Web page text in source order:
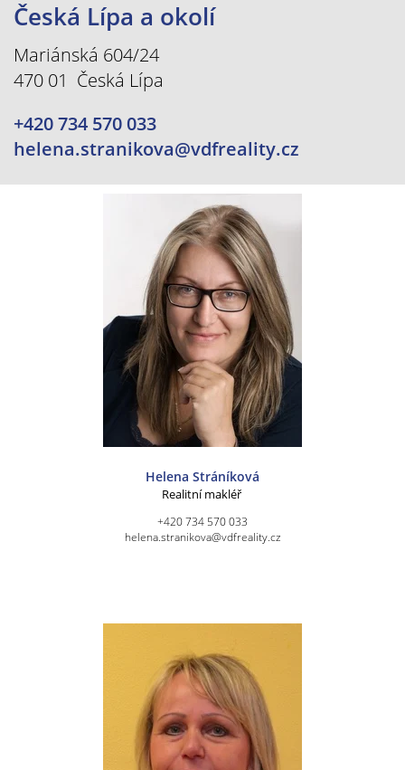
Česká Lípa a okolí
Mariánská 604/24
470 01 Česká Lípa
+420 734 570 033
helena.stranikova@vdfreality.cz
Helena Stráníková
Realitní makléř
+420 734 570 033
helena.stranikova@vdfreality.cz